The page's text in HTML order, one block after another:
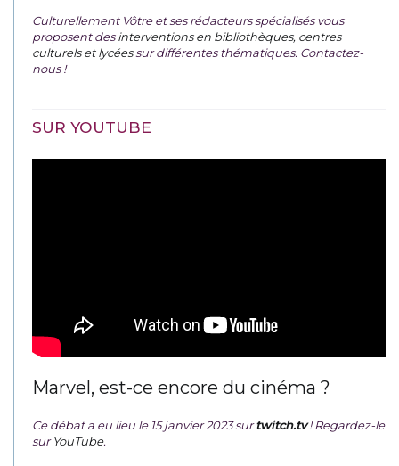
Culturellement Vôtre et ses rédacteurs spécialisés vous
proposent desinterventions en bibliothèques, centres
culturels et lycéessur différentes thématiques. Contactez-
nous !
SUR YOUTUBE
Marvel, est-ce encore du cinéma ?
Ce débat a eu lieu le 15 janvier 2023 surtwitch.tv ! Regardez-le
surYouTube.